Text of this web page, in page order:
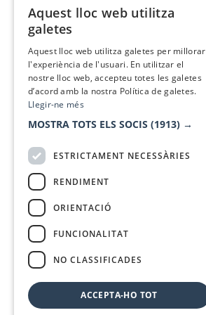
Aquest lloc web utilitza
galetes
Aquest lloc web utilitza galetes per millorar
l'experiència de l'usuari. En utilitzar el
nostre lloc web, accepteu totes les galetes
d’acord amb la nostra Política de galetes.
Llegir-ne més
MOSTRA TOTS ELS SOCIS (1913) →
ESTRICTAMENT NECESSÀRIES
RENDIMENT
ORIENTACIÓ
FUNCIONALITAT
NO CLASSIFICADES
ACCEPTA-HO TOT